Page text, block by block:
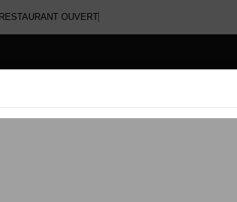
RESTAURANT OUVER